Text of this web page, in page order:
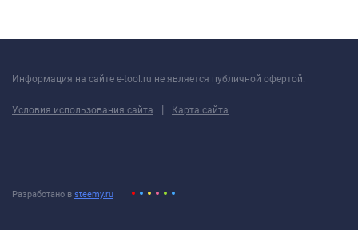
Информация на сайте e-tool.ru не является публичной офертой.
Условия использования сайта | Карта сайта
Разработано в steemy.ru